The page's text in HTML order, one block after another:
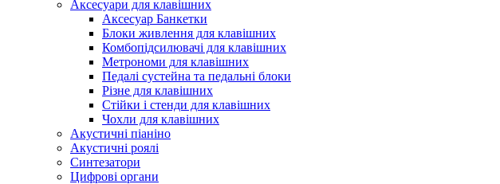
Аксесуари для клавішних
Аксесуар Банкетки
Блоки живлення для клавішних
Комбопідсилювачі для клавішних
Метрономи для клавішних
Педалі сустейна та педальні блоки
Різне для клавішних
Стійки і стенди для клавішних
Чохли для клавішних
Акустичні піаніно
Акустичні роялі
Синтезатори
Цифрові органи